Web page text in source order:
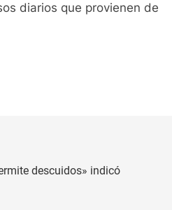
diarios que provienen de
descuidos» indicó